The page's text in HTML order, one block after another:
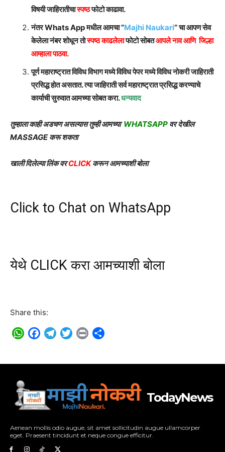
विषयी जाहिरातीचास्पष्ठफोटो काढावा.
नंतर Whats App मधील आमचा ”Majhi Naukari” चा आपण सेव
केलेला नंबर शोधून तोस्पष्ठ काढलेलाफोटो सोबतआपले नाव आणि जिल्हा
आम्हाला पाठवा.
पूर्ण महाराष्ट्रात विविध विभाग मध्ये विविध पेपर मध्ये विविध नोकरी जाहिराती
प्रसिद्ध होत असतात. त्या जाहिराती सर्व महाराष्ट्रात प्रसिद्ध करण्याचे
कार्याची सुरुवात आमच्या सोबत करा.धन्यवाद
तुम्हाला काही अडचण असल्यास तुम्ही आमच्याWHATSAPP वर देखील
MASSAGE करू शकता
खाली दिलेल्या लिंक वरCLICKकरून आमच्याशी बोला
Click to Chat on WhatsApp
येथे CLICK करा आमच्याशी बोला
Share this:
WhatsApp
Facebook
TelegramTwitterPrint
TodayNews
Aenean mollis odio augue, sit amet sollicitudin augue ullamcorper
eget. Praesent tincidunt et neque congue efficitur.